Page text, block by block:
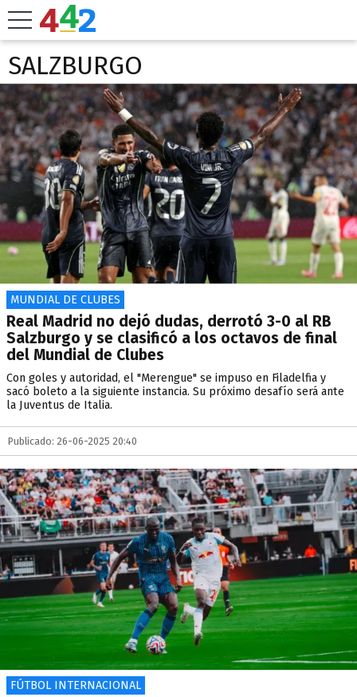
SALZBURGO
MUNDIAL DE CLUBES
Real Madrid no dejó dudas, derrotó 3-0 al RB
Salzburgo y se clasificó a los octavos de final
del Mundial de Clubes
Con goles y autoridad, el "Merengue" se impuso en Filadelfia y
sacó boleto a la siguiente instancia. Su próximo desafío será ante
la Juventus de Italia.
Publicado: 26-06-2025 20:40
FÚTBOL INTERNACIONAL